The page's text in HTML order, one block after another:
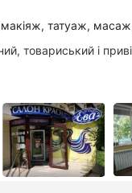
макіяж, татуаж,
товариський і